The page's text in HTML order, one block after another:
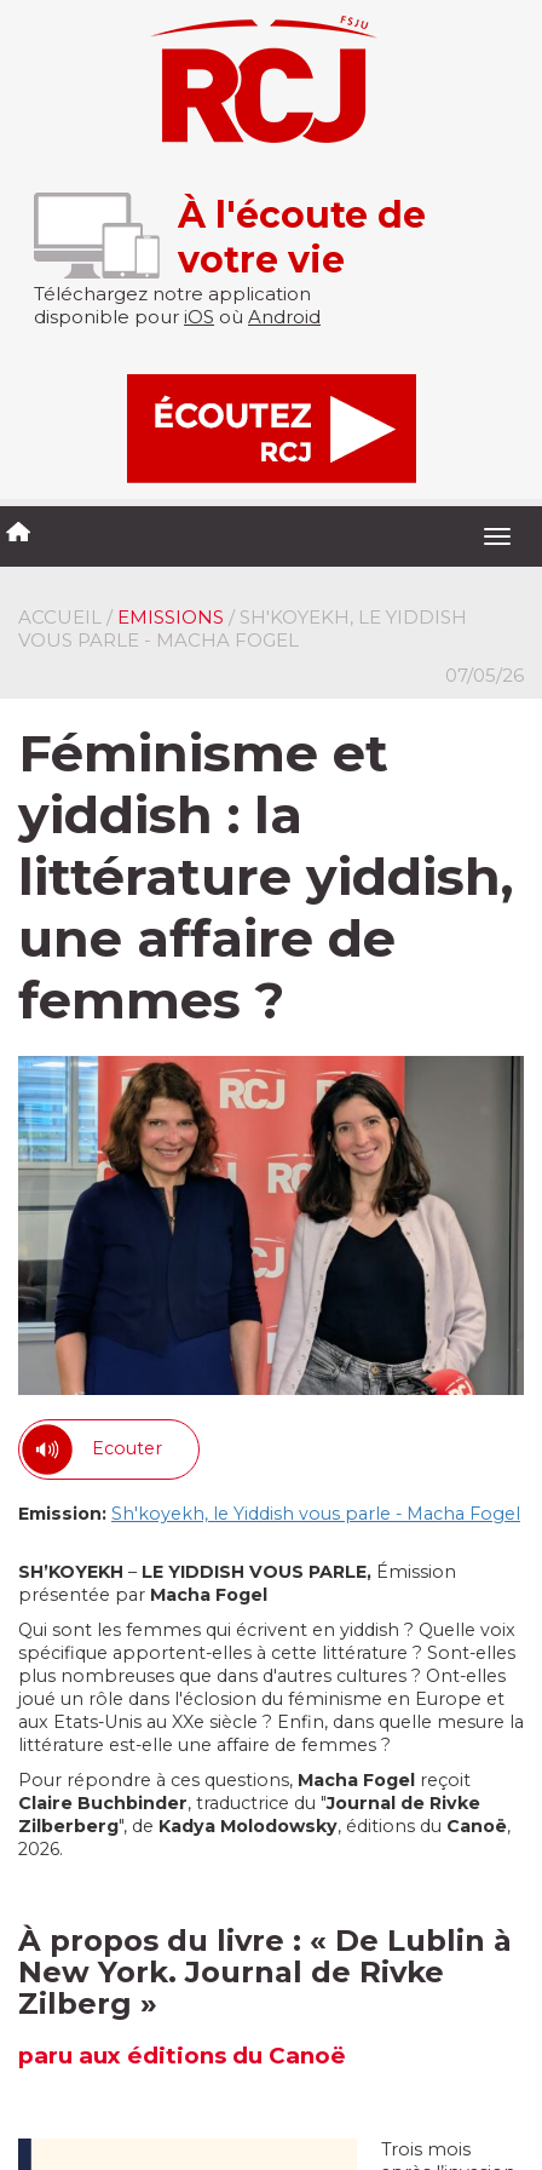
À l'écoute de
votre vie
Téléchargez notre application
disponible pour iOS où Android
ACCUEIL / EMISSIONS / SH'KOYEKH, LE YIDDISH
VOUS PARLE - MACHA FOGEL
07/05/26
Féminisme et
yiddish : la
littérature yiddish,
une affaire de
femmes ?
Ecouter
Emission: Sh'koyekh, le Yiddish vous parle - Macha Fogel
SH’KOYEKH – LE YIDDISH VOUS PARLE, Émission
présentée par Macha Fogel
Qui sont les femmes qui écrivent en yiddish ? Quelle voix
spécifique apportent-elles à cette littérature ? Sont-elles
plus nombreuses que dans d'autres cultures ? Ont-elles
joué un rôle dans l'éclosion du féminisme en Europe et
aux Etats-Unis au XXe siècle ? Enfin, dans quelle mesure la
littérature est-elle une affaire de femmes ?
Pour répondre à ces questions, Macha Fogel reçoit
Claire Buchbinder, traductrice du "Journal de Rivke
Zilberberg", de Kadya Molodowsky, éditions du Canoë,
2026.
À propos du livre : « De Lublin à
New York. Journal de Rivke
Zilberg »
paru aux éditions du Canoë
Trois mois